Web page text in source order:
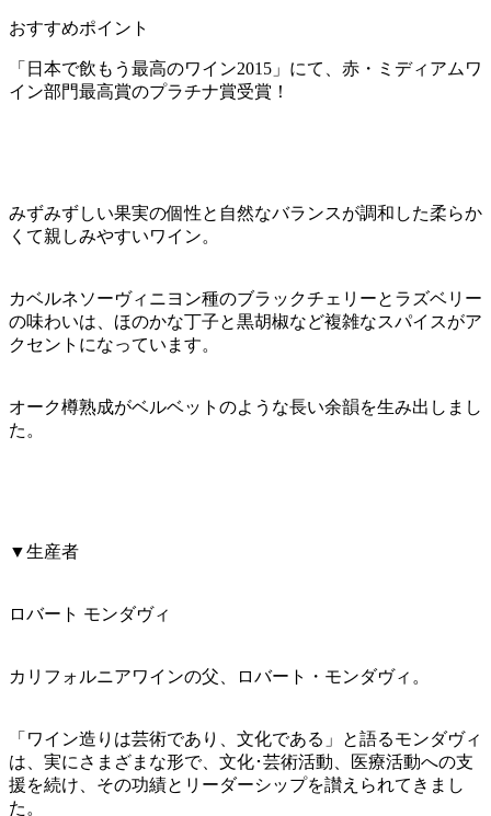
おすすめポイント
「日本で飲もう最高のワイン2015」にて、赤・ミディアムワ
イン部門最高賞のプラチナ賞受賞！
みずみずしい果実の個性と自然なバランスが調和した柔らか
くて親しみやすいワイン。
カベルネソーヴィニヨン種のブラックチェリーとラズベリー
の味わいは、ほのかな丁子と黒胡椒など複雑なスパイスがア
クセントになっています。
オーク樽熟成がベルベットのような長い余韻を生み出しまし
た。
▼生産者
ロバート モンダヴィ
カリフォルニアワインの父、ロバート・モンダヴィ。
「ワイン造りは芸術であり、文化である」と語るモンダヴィ
は、実にさまざまな形で、文化･芸術活動、医療活動への支
援を続け、その功績とリーダーシップを讃えられてきまし
た。